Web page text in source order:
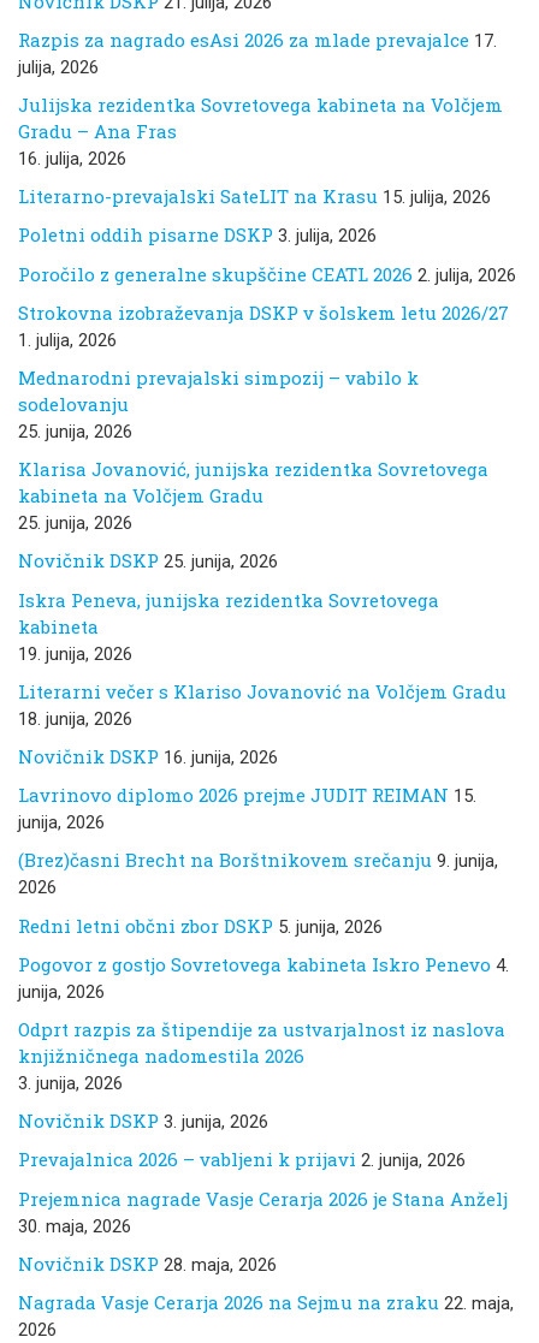
Razpis za nagrado esAsi 2026 za mlade prevajalce 17.
julija, 2026
Julijska rezidentka Sovretovega kabineta na Volčjem
Gradu – Ana Fras
16. julija, 2026
Literarno-prevajalski SateLIT na Krasu 15. julija, 2026
Poletni oddih pisarne DSKP 3. julija, 2026
Poročilo z generalne skupščine CEATL 2026 2. julija, 2026
Strokovna izobraževanja DSKP v šolskem letu 2026/27
1. julija, 2026
Mednarodni prevajalski simpozij – vabilo k
sodelovanju
25. junija, 2026
Klarisa Jovanović, junijska rezidentka Sovretovega
kabineta na Volčjem Gradu
25. junija, 2026
Novičnik DSKP 25. junija, 2026
Iskra Peneva, junijska rezidentka Sovretovega
kabineta
19. junija, 2026
Literarni večer s Klariso Jovanović na Volčjem Gradu
18. junija, 2026
Novičnik DSKP 16. junija, 2026
Lavrinovo diplomo 2026 prejme JUDIT REIMAN 15.
junija, 2026
(Brez)časni Brecht na Borštnikovem srečanju 9. junija,
2026
Redni letni občni zbor DSKP 5. junija, 2026
Pogovor z gostjo Sovretovega kabineta Iskro Penevo 4.
junija, 2026
Odprt razpis za štipendije za ustvarjalnost iz naslova
knjižničnega nadomestila 2026
3. junija, 2026
Novičnik DSKP 3. junija, 2026
Prevajalnica 2026 – vabljeni k prijavi 2. junija, 2026
Prejemnica nagrade Vasje Cerarja 2026 je Stana Anželj
30. maja, 2026
Novičnik DSKP 28. maja, 2026
Nagrada Vasje Cerarja 2026 na Sejmu na zraku 22. maja,
2026